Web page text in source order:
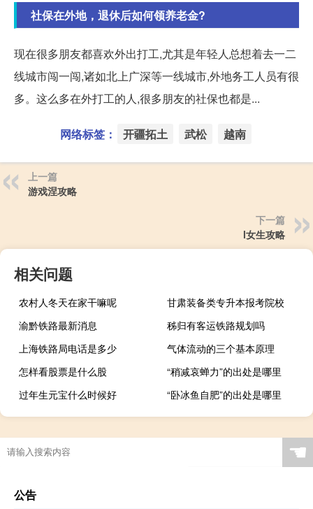
社保在外地，退休后如何领养老金?
现在很多朋友都喜欢外出打工,尤其是年轻人总想着去一二
线城市闯一闯,诸如北上广深等一线城市,外地务工人员有很
多。这么多在外打工的人,很多朋友的社保也都是...
网络标签： 开疆拓土 武松 越南
上一篇
游戏涅攻略
下一篇
l女生攻略
相关问题
农村人冬天在家干嘛呢
甘肃装备类专升本报考院校
渝黔铁路最新消息
秭归有客运铁路规划吗
上海铁路局电话是多少
气体流动的三个基本原理
怎样看股票是什么股
“稍减哀蝉力”的出处是哪里
过年生元宝什么时候好
“卧冰鱼自肥”的出处是哪里
☚
公告